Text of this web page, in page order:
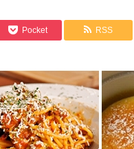
Pocket RSS